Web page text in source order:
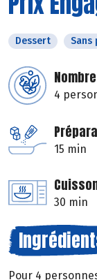
Dessert Sans
4
15 min
30 min
Pour 4